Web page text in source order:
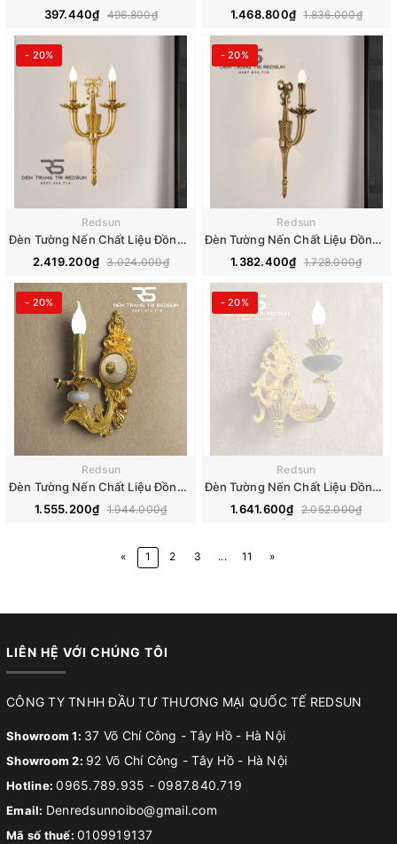
397.440₫ 496.800₫
1.468.800₫ 1.836.000₫
- 20%
Redsun
Đèn Tường Nến Chất Liệu Đồng Đá Phong Cách Cổ Điển DT-C746/2
2.419.200₫ 3.024.000₫
- 20%
Redsun
Đèn Tường Nến Chất Liệu Đồng Đá Phong Cách Cổ Điển DT-CA745/1
1.382.400₫ 1.728.000₫
- 20%
Redsun
Đèn Tường Nến Chất Liệu Đồng Đá Phong Cách Cổ Điển DT-C9167
1.555.200₫ 1.944.000₫
- 20%
Redsun
Đèn Tường Nến Chất Liệu Đồng Đá Phong Cách Cổ Điển DT-C9181
1.641.600₫ 2.052.000₫
« 1 2 3 ... 11 »
LIÊN HỆ VỚI CHÚNG TÔI
CÔNG TY TNHH ĐẦU TƯ THƯƠNG MẠI QUỐC TẾ REDSUN
Showroom 1: 37 Võ Chí Công - Tây Hồ - Hà Nội
Showroom 2: 92 Võ Chí Công - Tây Hồ - Hà Nội
Hotline:0965.789.935 - 0987.840.719
Email: Denredsunnoibo@gmail.com
Mã số thuế: 0109919137